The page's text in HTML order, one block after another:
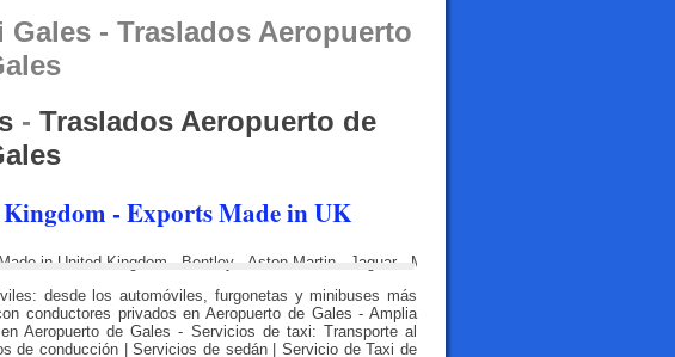
- Traslados Aeropuerto
- Traslados Aeropuerto de
- Exports Made in UK
desde los automóviles, furgonetas y minibuses más
conductores privados en Aeropuerto de Gales - Amplia
Aeropuerto de Gales - Servicios de taxi: Transporte al
de conducción | Servicios de sedán | Servicio de Taxi de